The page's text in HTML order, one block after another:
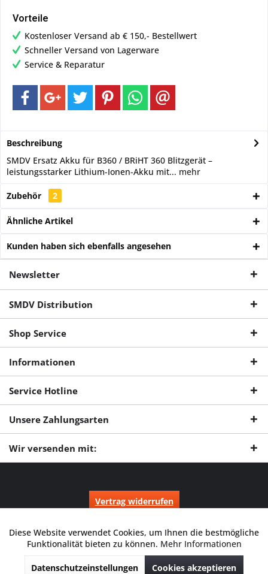
Vorteile
Kostenloser Versand ab € 150,- Bestellwert
Schneller Versand von Lagerware
Service & Reparatur
Beschreibung
SMDV Ersatz Akku für B360 / BRiHT 360 Blitzgerät –
leistungsstarker Lithium-Ionen-Akku mit... mehr
Zubehör 2
Ähnliche Artikel
Kunden haben sich ebenfalls angesehen
Newsletter
SMDV Distribution
Shop Service
Informationen
Service Hotline
Unsere Zahlungsarten
Wir versenden mit:
Vertrag widerrufen
Nachnahmegebühren, wenn nicht anders beschrieben.
Durchgestrichene Preise entsprechen dem niedrigsten Verkaufspreis
der letzten 30 Tage. ** Preise beziehen sich auf einen einmal
geforderten Verkaufspreis. UVP: Unverbindliche Preisempfehlung des
Herstellers.
Funktionale Aktiv
Marketing Inaktiv
Diese Website verwendet Cookies, um Ihnen die bestmögliche
Funktionalität bieten zu können. Mehr Informationen
Datenschutzeinstellungen Cookies akzeptieren